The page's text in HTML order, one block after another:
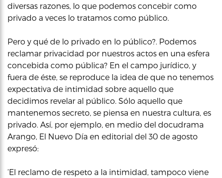
diversas razones, lo que podemos concebir como
privado a veces lo tratamos como público.
Pero y qué de lo privado en lo público?. Podemos
reclamar privacidad por nuestros actos en una esfera
concebida como pública? En el campo jurídico, y
fuera de éste, se reproduce la idea de que no tenemos
expectativa de intimidad sobre aquello que
decidimos revelar al público. Sólo aquello que
mantenemos secreto, se piensa en nuestra cultura, es
privado. Así, por ejemplo, en medio del docudrama
Arango, El Nuevo Día en editorial del 30 de agosto
expresó:
‘El reclamo de respeto a la intimidad, tampoco viene